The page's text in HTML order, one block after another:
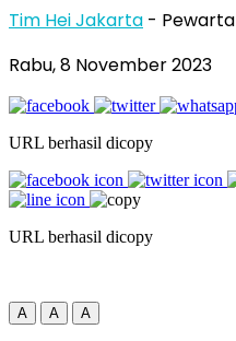
Tim Hei Jakarta - Pewarta
Rabu, 8 November 2023
URL berhasil dicopy
URL berhasil dicopy
A A A